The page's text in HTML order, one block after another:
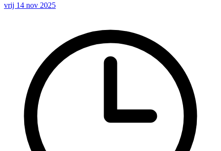
vrij 14 nov 2025